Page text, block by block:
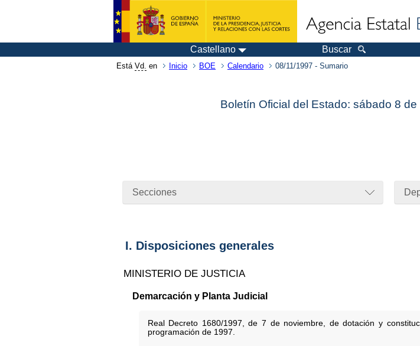
Castellano Buscar
Está Vd. en Inicio BOE Calendario 08/11/1997 - Sumario
Boletín Oficial del Estado: sábado 8
Secciones
I. Disposiciones generales
MINISTERIO DE JUSTICIA
Demarcación y Planta Judicial
Real Decreto 1680/1997, de 7 de noviembre, de dotación y
programación de 1997.